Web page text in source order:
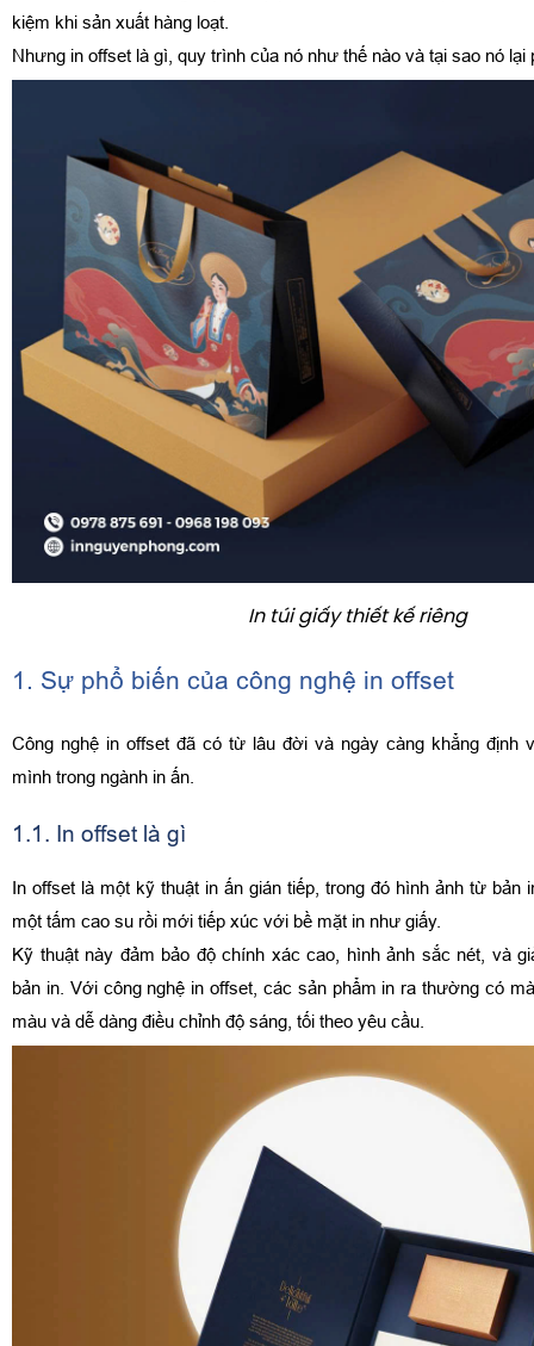
kiệm khi sản xuất hàng loạt.
Nhưng in offset là gì, quy trình của nó như thế nào và tại sao nó lại
In túi giấy thiết kế riêng
1. Sự phổ biến của công nghệ in offset
Công nghệ in offset đã có từ lâu đời và ngày càng khẳng định
mình trong ngành in ấn.
1.1. In offset là gì
In offset là một kỹ thuật in ấn gián tiếp, trong đó hình ảnh từ bản
một tấm cao su rồi mới tiếp xúc với bề mặt in như giấy.
Kỹ thuật này đảm bảo độ chính xác cao, hình ảnh sắc nét, và
bản in. Với công nghệ in offset, các sản phẩm in ra thường có
màu và dễ dàng điều chỉnh độ sáng, tối theo yêu cầu.